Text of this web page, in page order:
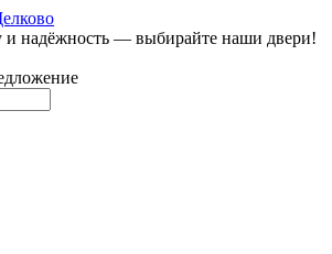
и надёжность — выбирайте наши двери!